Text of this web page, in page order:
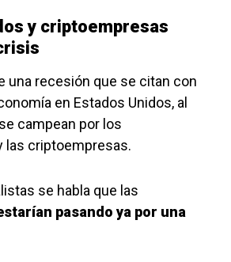
y criptoempresas
una recesión que se citan con
en Estados Unidos, al
campean por los
las criptoempresas.
se habla que las
pasando ya por una